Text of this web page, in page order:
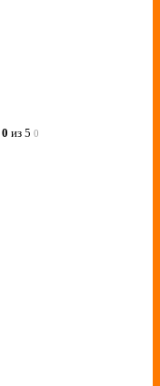
0 из 5 0